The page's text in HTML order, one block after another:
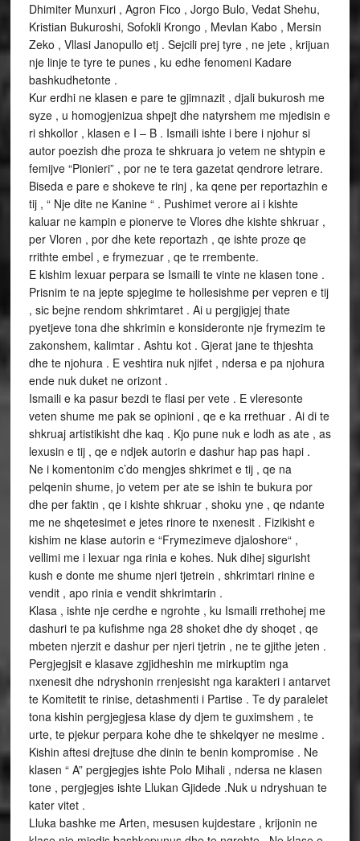
Dhimiter Munxuri , Agron Fico , Jorgo Bulo, Vedat Shehu,
Kristian Bukuroshi, Sofokli Krongo , Mevlan Kabo , Mersin
Zeko , Vllasi Janopullo etj . Sejcili prej tyre , ne jete , krijuan
nje linje te tyre te punes , ku edhe fenomeni Kadare
bashkudhetonte .
Kur erdhi ne klasen e pare te gjimnazit , djali bukurosh me
syze , u homogjenizua shpejt dhe natyrshem me mjedisin e
ri shkollor , klasen e I – B . Ismaili ishte i bere i njohur si
autor poezish dhe proza te shkruara jo vetem ne shtypin e
femijve “Pionieri” , por ne te tera gazetat qendrore letrare.
Biseda e pare e shokeve te rinj , ka qene per reportazhin e
tij , “ Nje dite ne Kanine “ . Pushimet verore ai i kishte
kaluar ne kampin e pionerve te Vlores dhe kishte shkruar ,
per Vloren , por dhe kete reportazh , qe ishte proze qe
rrithte embel , e frymezuar , qe te rrembente.
E kishim lexuar perpara se Ismaili te vinte ne klasen tone .
Prisnim te na jepte spjegime te hollesishme per vepren e tij
, sic bejne rendom shkrimtaret . Ai u pergjigjej thate
pyetjeve tona dhe shkrimin e konsideronte nje frymezim te
zakonshem, kalimtar . Ashtu kot . Gjerat jane te thjeshta
dhe te njohura . E veshtira nuk njifet , ndersa e pa njohura
ende nuk duket ne orizont .
Ismaili e ka pasur bezdi te flasi per vete . E vleresonte
veten shume me pak se opinioni , qe e ka rrethuar . Ai di te
shkruaj artistikisht dhe kaq . Kjo pune nuk e lodh as ate , as
lexusin e tij , qe e ndjek autorin e dashur hap pas hapi .
Ne i komentonim c’do mengjes shkrimet e tij , qe na
pelqenin shume, jo vetem per ate se ishin te bukura por
dhe per faktin , qe i kishte shkruar , shoku yne , qe ndante
me ne shqetesimet e jetes rinore te nxenesit . Fizikisht e
kishim ne klase autorin e “Frymezimeve djaloshore“ ,
vellimi me i lexuar nga rinia e kohes. Nuk dihej sigurisht
kush e donte me shume njeri tjetrein , shkrimtari rinine e
vendit , apo rinia e vendit shkrimtarin .
Klasa , ishte nje cerdhe e ngrohte , ku Ismaili rrethohej me
dashuri te pa kufishme nga 28 shoket dhe dy shoqet , qe
mbeten njerzit e dashur per njeri tjetrin , ne te gjithe jeten .
Pergjegjsit e klasave zgjidheshin me mirkuptim nga
nxenesit dhe ndryshonin rrenjesisht nga karakteri i antarvet
te Komitetit te rinise, detashmenti i Partise . Te dy paralelet
tona kishin pergjegjesa klase dy djem te guximshem , te
urte, te pjekur perpara kohe dhe te shkelqyer ne mesime .
Kishin aftesi drejtuse dhe dinin te benin kompromise . Ne
klasen “ A” pergjegjes ishte Polo Mihali , ndersa ne klasen
tone , pergjegjes ishte Llukan Gjidede .Nuk u ndryshuan te
kater vitet .
Lluka bashke me Arten, mesusen kujdestare , krijonin ne